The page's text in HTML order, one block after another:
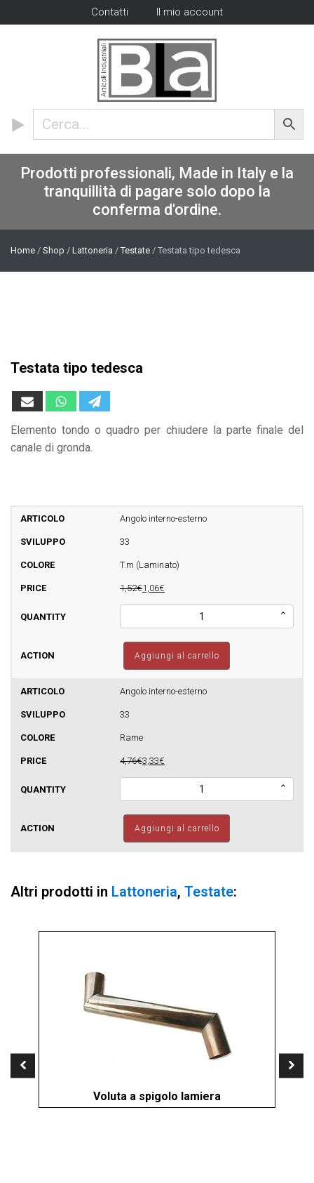
Contatti Il mio account
Prodotti professionali, Made in Italy e la
tranquillità di pagare solo dopo la
conferma d'ordine.
Home / Shop / Lattoneria /Testate / Testata tipo tedesca
Testata tipo tedesca
Elemento tondo o quadro per chiudere la parte finale del
canale di gronda.
Angolo interno-esterno
33
T.m (Laminato)
1,52€1,06€
tipo
quantità
Aggiungi al carrello
Angolo interno-esterno
33
Rame
4,76€3,33€
tipo
quantità
Aggiungi al carrello
Altri prodotti in Lattoneria, Testate:
Voluta a spigolo lamiera